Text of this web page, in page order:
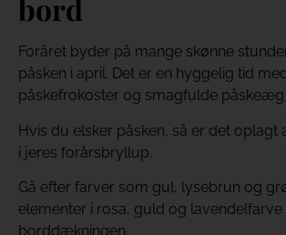
bord
Foråret byder på mange skønne
påsken i april. Det er en hyggelig tid
påskefrokoster og smagfulde påskeæg
Hvis du elsker påsken, så er det oplagt
i jeres forårsbryllup.
Gå efter farver som gul, lysebrun og
elementer i rosa, guld og
borddækningen.